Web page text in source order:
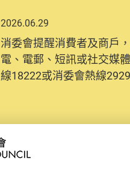
2026.06.29
消委會提醒消費者及商戶
電、電郵、短訊或社交媒
線18222或消委會熱線